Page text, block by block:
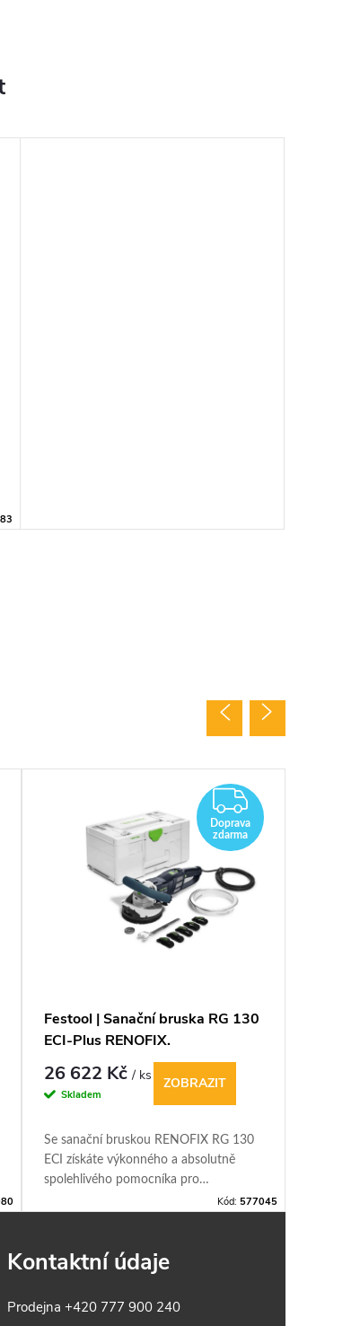
ZDARMA
Doprava
zdarma
Festool | Sanační bruska RG 130
ECI-Plus RENOFIX.
26 622 Kč/ ks
Skladem
ZOBRAZIT
Se sanační bruskou RENOFIX RG 130
ECI získáte výkonného a absolutně
spolehlivého pomocníka pro
odstraňování starých vrstev a zbytků
Kód: 577045
Kontaktní údaje
Prodejna+420 777 900 240